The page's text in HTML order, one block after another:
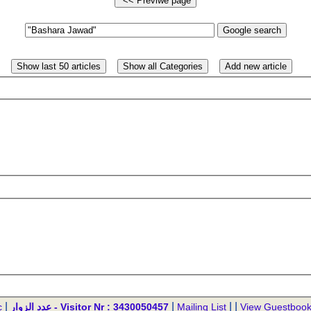
| عدد الزوار - Visitor Nr : 3430050457 Mailing List| | View Guestbook